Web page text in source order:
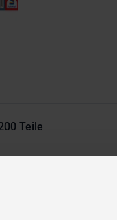
Teile
Motiven und